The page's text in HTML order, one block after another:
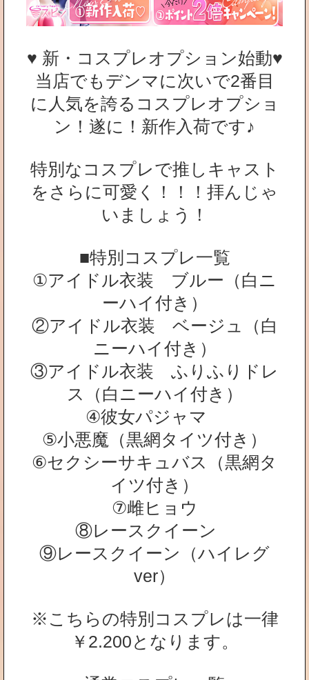
♥ 新・コスプレオプション始動♥
当店でもデンマに次いで2番目
に人気を誇るコスプレオプショ
ン！遂に！新作入荷です♪
特別なコスプレで推しキャスト
をさらに可愛く！！！拝んじゃ
いましょう！
■特別コスプレ一覧
①アイドル衣装 ブルー（白ニ
ーハイ付き）
②アイドル衣装 ベージュ（白
ニーハイ付き）
③アイドル衣装 ふりふりドレ
ス（白ニーハイ付き）
④彼女パジャマ
⑤小悪魔（黒網タイツ付き）
⑥セクシーサキュバス（黒網タ
イツ付き）
⑦雌ヒョウ
⑧レースクイーン
⑨レースクイーン（ハイレグ
ver）
※こちらの特別コスプレは一律
￥2.200となります。